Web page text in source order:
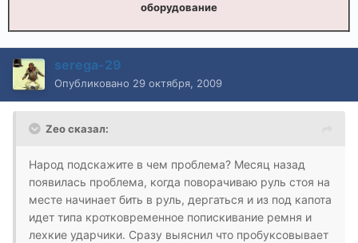
оборудование
serega-29
Опубликовано 29 октября, 2009
Zeo сказал:
Народ подскажите в чем проблема? Месяц назад
появилась проблема, когда поворачиваю руль стоя на
месте начинает бить в руль, дергаться и из под капота
идет типа кротковременное попискивание ремня и
лехкие ударчики. Сразу выяснил что пробуксовывает